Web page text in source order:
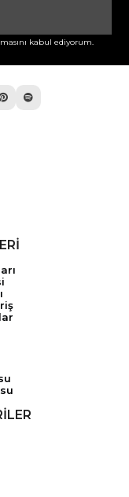
kabul ediyorum.